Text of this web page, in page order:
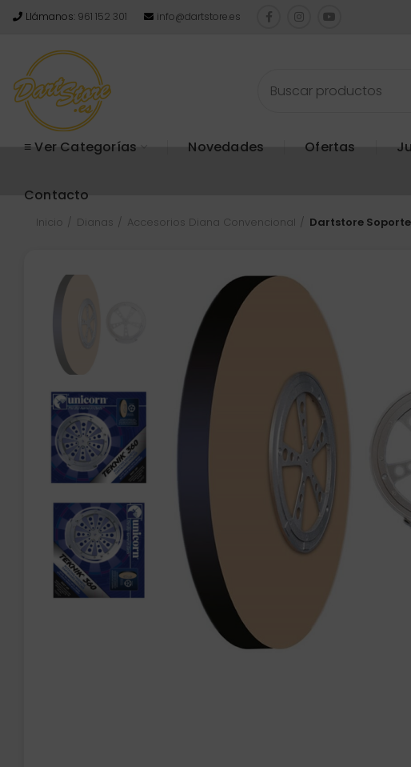
Llámanos: 961 152 301 info@dartstore.es
≡ Ver Categorías Novedades Ofertas
Contacto
Inicio Dianas Accesorios Diana Convencional Dartstore